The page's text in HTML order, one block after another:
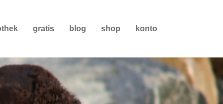
gratis blog shop konto